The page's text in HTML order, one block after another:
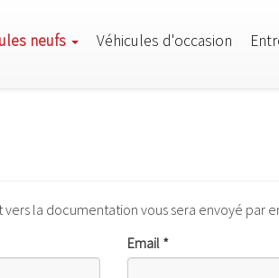
neufs Véhicules d'occasion
la documentation vous sera envoyé par
Email *